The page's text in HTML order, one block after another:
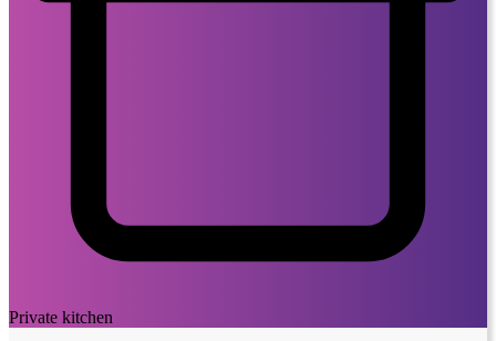
Private kitchen